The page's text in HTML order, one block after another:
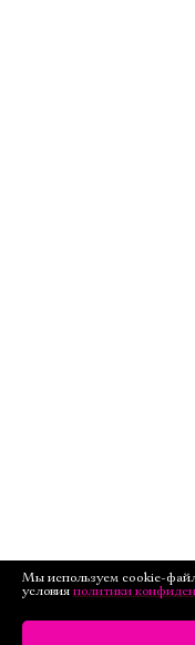
Мы используем cookie-
условия политики